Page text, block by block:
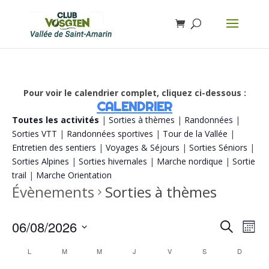
Pour voir le calendrier complet, cliquez ci-dessous :
CALENDRIER
Toutes les activités | Sorties à thèmes | Randonnées |
Sorties VTT | Randonnées sportives | Tour de la Vallée |
Entretien des sentiers | Voyages & Séjours | Sorties Séniors |
Sorties Alpines | Sorties hivernales | Marche nordique | Sortie
trail | Marche Orientation
Évènements Sorties à thèmes
et
Recherche
de
Mois
06/08/2026
Calendrier
L M M J V S D